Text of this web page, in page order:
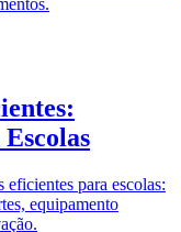
para escolas:
equipamento